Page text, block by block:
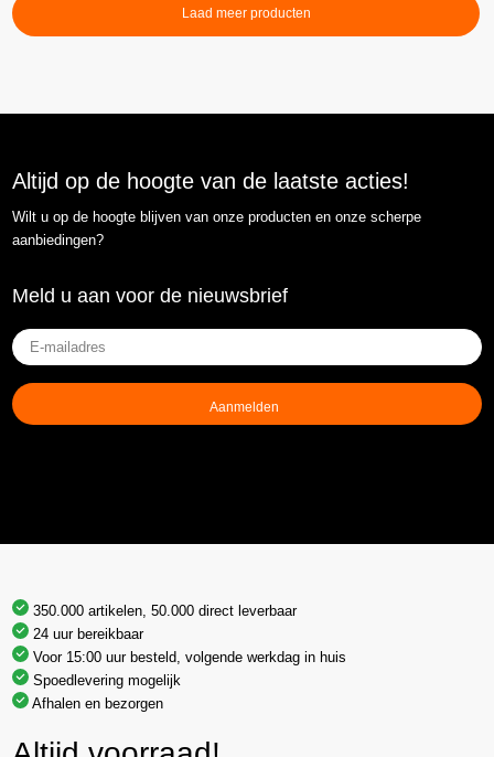
Laad meer producten
Altijd op de hoogte van de laatste acties!
Wilt u op de hoogte blijven van onze producten en onze scherpe
aanbiedingen?
Meld u aan voor de nieuwsbrief
E-
mailadres
(Vereist)
350.000 artikelen, 50.000 direct leverbaar
24 uur bereikbaar
Voor 15:00 uur besteld, volgende werkdag in huis
Spoedlevering mogelijk
Afhalen en bezorgen